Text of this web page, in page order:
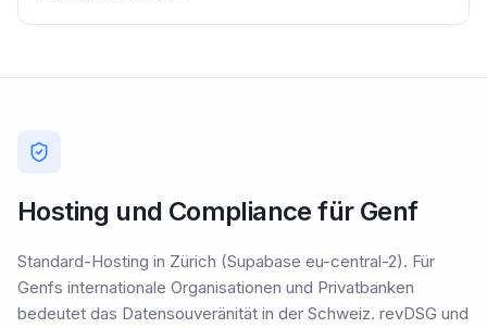
Hosting und Compliance für Genf
Standard-Hosting in Zürich (Supabase eu-central-2). Für
Genfs internationale Organisationen und Privatbanken
bedeutet das Datensouveränität in der Schweiz. revDSG und